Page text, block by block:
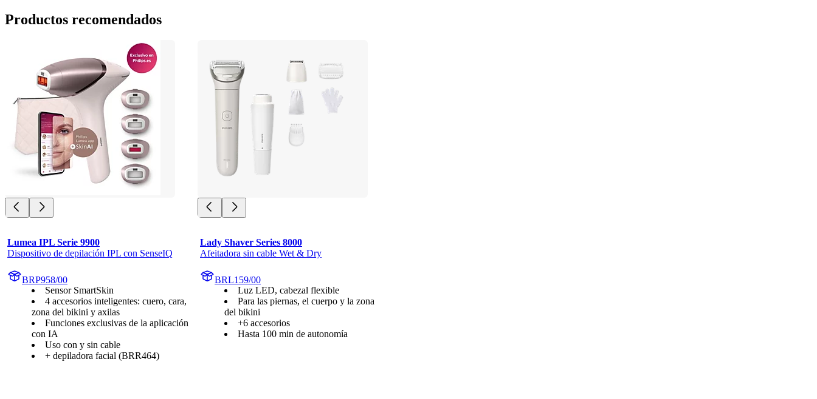
Productos recomendados
Lumea IPL Serie 9900
Dispositivo de depilación IPL con SenseIQ
BRP958/00
Sensor SmartSkin
4 accesorios inteligentes: cuero, cara,
zona del bikini y axilas
Funciones exclusivas de la aplicación
con IA
Uso con y sin cable
+ depiladora facial (BRR464)
Lady Shaver Series 8000
Afeitadora sin cable Wet & Dry
BRL159/00
Luz LED, cabezal flexible
Para las piernas, el cuerpo y la zona
del bikini
+6 accesorios
Hasta 100 min de autonomía